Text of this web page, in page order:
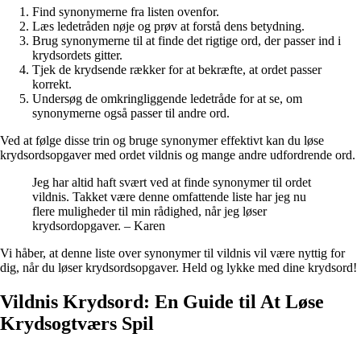
Find synonymerne fra listen ovenfor.
Læs ledetråden nøje og prøv at forstå dens betydning.
Brug synonymerne til at finde det rigtige ord, der passer ind i
krydsordets gitter.
Tjek de krydsende rækker for at bekræfte, at ordet passer
korrekt.
Undersøg de omkringliggende ledetråde for at se, om
synonymerne også passer til andre ord.
Ved at følge disse trin og bruge synonymer effektivt kan du løse
krydsordsopgaver med ordet vildnis og mange andre udfordrende ord.
Jeg har altid haft svært ved at finde synonymer til ordet
vildnis. Takket være denne omfattende liste har jeg nu
flere muligheder til min rådighed, når jeg løser
krydsordopgaver. – Karen
Vi håber, at denne liste over synonymer til vildnis vil være nyttig for
dig, når du løser krydsordsopgaver. Held og lykke med dine krydsord!
Vildnis Krydsord: En Guide til At Løse
Krydsogtværs Spil